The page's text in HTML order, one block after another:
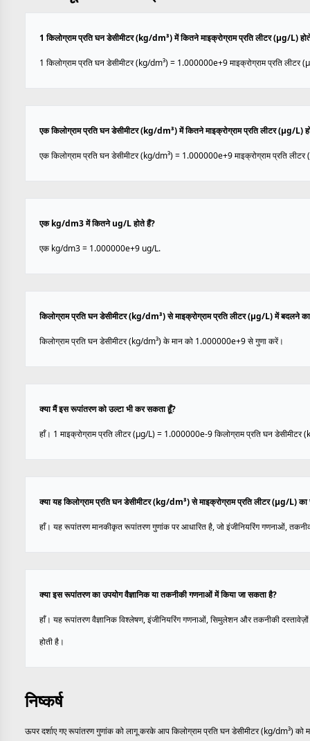
1 किलोग्राम प्रति घन डेसीमीटर (kg/dm³) में कितने माइक्रोग्राम प्रति लीटर (µg/L)
1 किलोग्राम प्रति घन डेसीमीटर (kg/dm³) = 1.000000e+9 माइक्रोग्राम प्रति लीटर
एक किलोग्राम प्रति घन डेसीमीटर (kg/dm³) में कितने माइक्रोग्राम प्रति लीटर (µg/L)
एक किलोग्राम प्रति घन डेसीमीटर (kg/dm³) = 1.000000e+9 माइक्रोग्राम प्रति
एक kg/dm3 में कितने ug/L होते हैं?
एक kg/dm3 = 1.000000e+9 ug/L.
किलोग्राम प्रति घन डेसीमीटर (kg/dm³) से माइक्रोग्राम प्रति लीटर (µg/L) में बदलने
किलोग्राम प्रति घन डेसीमीटर (kg/dm³) के मान को 1.000000e+9 से गुणा करें।
क्या मैं इस रूपांतरण को उल्टा भी कर सकता हूँ?
हाँ। 1 माइक्रोग्राम प्रति लीटर (µg/L) = 1.000000e-9 किलोग्राम प्रति घन डेसीमीटर
क्या यह किलोग्राम प्रति घन डेसीमीटर (kg/dm³) से माइक्रोग्राम प्रति लीटर (µg/L)
हाँ। यह रूपांतरण मानकीकृत रूपांतरण गुणांक पर आधारित है, जो इंजीनियरिंग गणनाओं,
क्या इस रूपांतरण का उपयोग वैज्ञानिक या तकनीकी गणनाओं में किया जा सकता है?
हाँ। यह रूपांतरण वैज्ञानिक विश्लेषण, इंजीनियरिंग गणनाओं, सिमुलेशन और तकनीकी
होती है।
निष्कर्ष
ऊपर दर्शाए गए रूपांतरण गुणांक को लागू करके आप किलोग्राम प्रति घन डेसीमीटर (kg/dm³) को